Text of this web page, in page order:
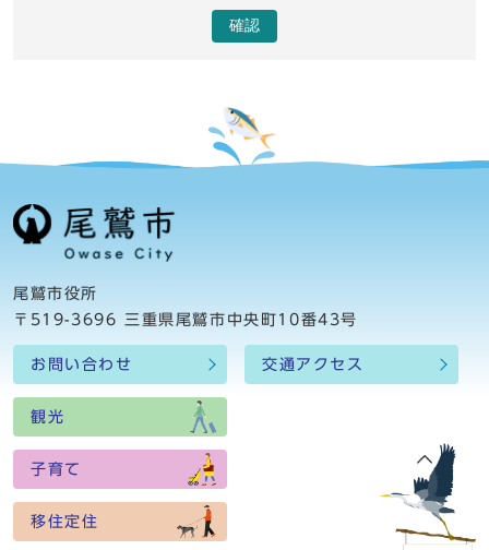
確認
尾鷲市役所
〒519-3696 三重県尾鷲市中央町10番43号
お問い合わせ 交通アクセス
観光
子育て
移住定住